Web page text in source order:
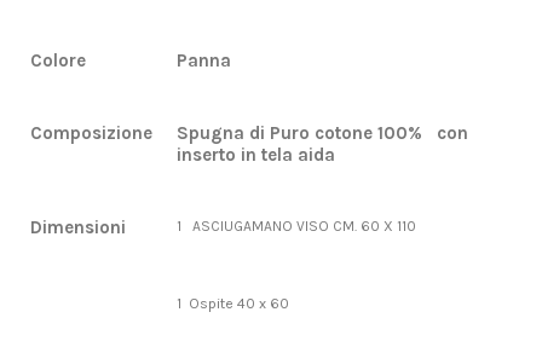
Colore Panna
Composizione
Spugna di Puro cotone 100% con
inserto in tela aida
Dimensioni 1 ASCIUGAMANO VISO CM. 60 X 110
1 Ospite 40 x 60